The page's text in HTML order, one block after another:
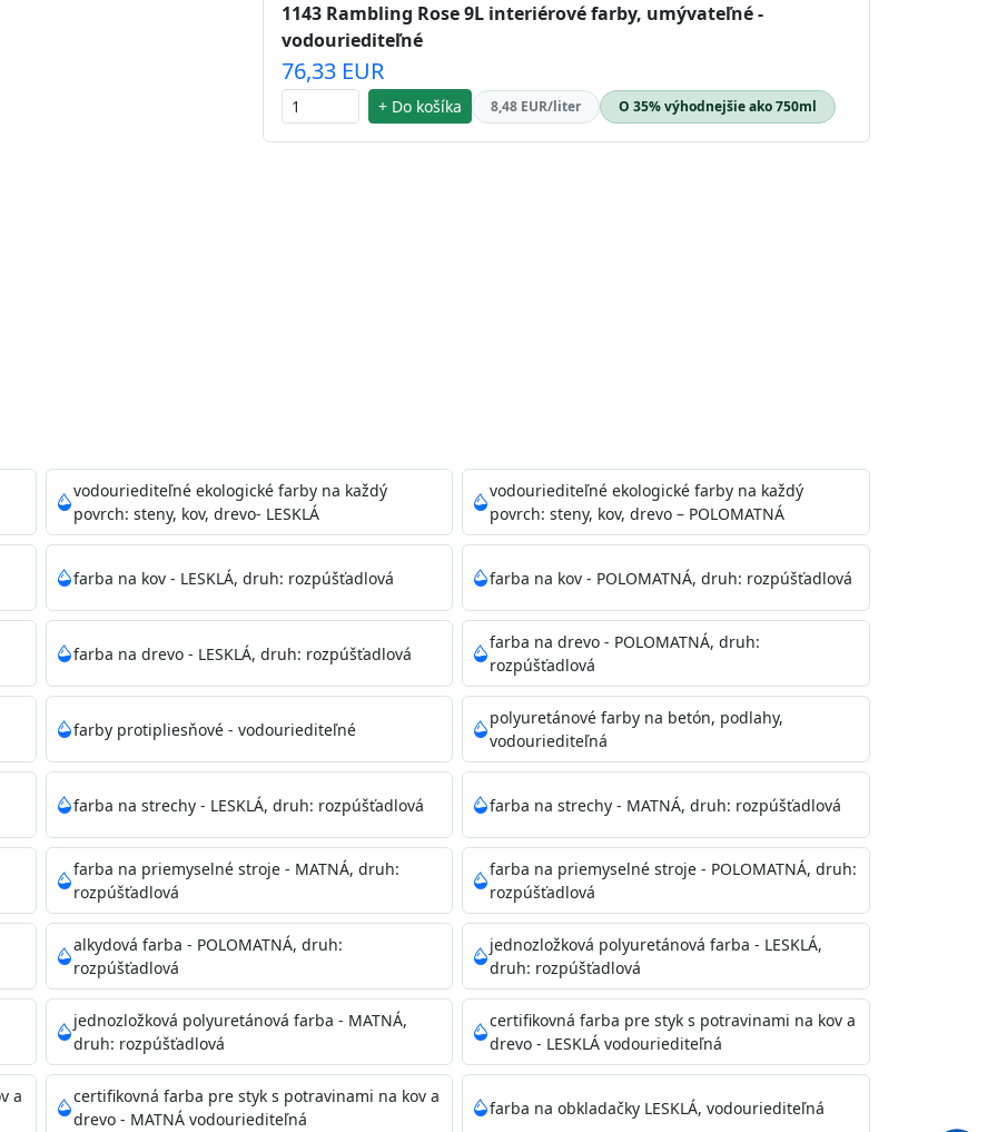
1143 Rambling Rose 9L interiérové farby, umývateľné -
vodouriediteľné
76,33 EUR
+ Do košíka 8,48 EUR/liter O 35% výhodnejšie ako 750ml
náteru. Preto je
sú nemocnice, pôrodnice, operačné
škôlky, telocvične, a samozrejme je
(trieda 2 podľa EN 13300) pri
povrchov. Má vynikajúcu kryciu schopnosť,
tónovať v bohatej škále odtieňov.
Pantone
spôsobu aplikácie. Dobre premiešajte a občas opakujte aj počas náteru. Naneste jednu
farba zasychá na dotyk po 30-60min./23°C po dokonalom preschnutí minimálne 3-
Doba schnutia je závislá na poveternostných podmienkach s vyššou vlhkosťou a nižšou
alebo pri relatívnej vlhkosti nad 80%.
na bezpečnú likvidáciu.
vodouriediteľné ekologické farby na každý
povrch: steny, kov, drevo- LESKLÁ
vodouriediteľné ekologické farby na každý
povrch: steny, kov, drevo – POLOMATNÁ
farba na kov - LESKLÁ, druh: rozpúšťadlová farba na kov - POLOMATNÁ, druh: rozpúšťadlová
farba na drevo - LESKLÁ, druh: rozpúšťadlová
farba na drevo - POLOMATNÁ, druh:
rozpúšťadlová
farby protipliesňové - vodouriediteľné
polyuretánové farby na betón, podlahy,
vodouriediteľná
farba na strechy - LESKLÁ, druh: rozpúšťadlová farba na strechy - MATNÁ, druh: rozpúšťadlová
farba na priemyselné stroje - MATNÁ, druh:
rozpúšťadlová
farba na priemyselné stroje - POLOMATNÁ, druh:
rozpúšťadlová
alkydová farba - POLOMATNÁ, druh:
rozpúšťadlová
jednozložková polyuretánová farba - LESKLÁ,
druh: rozpúšťadlová
jednozložková polyuretánová farba - MATNÁ,
druh: rozpúšťadlová
certifikovná farba pre styk s potravinami na kov a
drevo - LESKLÁ vodouriediteľná
a
certifikovná farba pre styk s potravinami na kov a
drevo - MATNÁ vodouriediteľná
farba na obkladačky LESKLÁ, vodouriediteľná